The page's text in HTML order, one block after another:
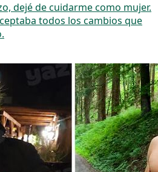
dejé de cuidarme como mujer.
todos los cambios que